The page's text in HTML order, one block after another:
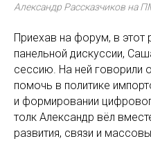
Александр Рассказчиков на
Приехав на форум, в этот
панельной дискуссии,
сессию. На ней говорили
помочь в политике
и формировании
толк Александр вёл
развития, связи и